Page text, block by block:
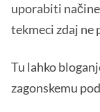
uporabiti
tekmeci zdaj ne
Tu lahko
zagonskemu